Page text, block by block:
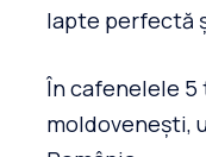
lapte perfectă
În cafenelele 5
moldovenești,